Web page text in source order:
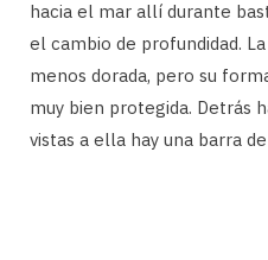
hacia el mar allí durante
el cambio de profundidad.
menos dorada, pero su
muy bien protegida. Detrás
vistas a ella hay una barra